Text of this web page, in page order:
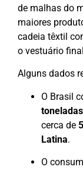
de malhas do
maiores
cadeia têxtil
o vestuário
Alguns dados
O Brasil
cerca de
Latina.
O